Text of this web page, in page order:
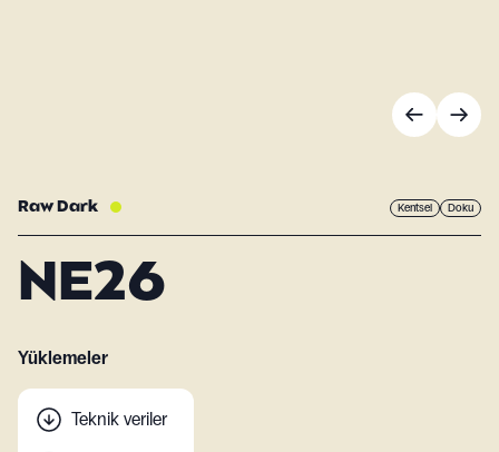
Raw Dark Kentsel Doku
NE26
Yüklemeler
Teknik veriler